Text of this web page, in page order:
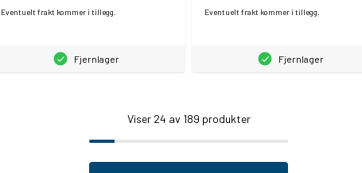
Eventuelt frakt kommer i tillegg.
Fjernlager
Eventuelt frakt kommer i tillegg.
Fjernlager
Viser 24 av 189 produkter